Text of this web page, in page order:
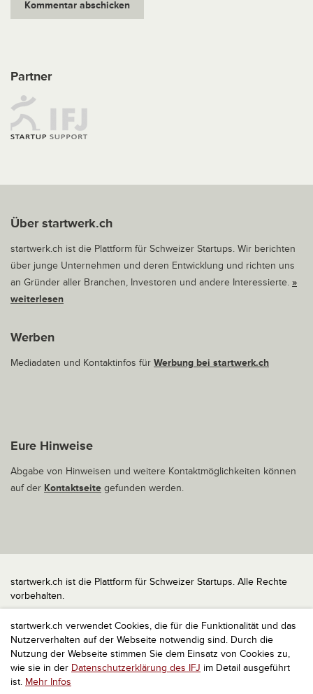
startwerk.ch verwendet Cookies, die für die Funktionalität und das
Nutzerverhalten auf der Webseite notwendig sind. Durch die
Nutzung der Webseite stimmen Sie dem Einsatz von Cookies zu,
wie sie in der Datenschutzerklärung des IFJ im Detail ausgeführt
ist. Mehr Infos
Partner
Über startwerk.ch
startwerk.ch ist die Plattform für Schweizer Startups. Wir berichten
über junge Unternehmen und deren Entwicklung und richten uns
an Gründer aller Branchen, Investoren und andere Interessierte. »
weiterlesen
Werben
Mediadaten und Kontaktinfos für Werbung bei startwerk.ch
Eure Hinweise
Abgabe von Hinweisen und weitere Kontaktmöglichkeiten können
auf der Kontaktseite gefunden werden.
startwerk.ch ist die Plattform für Schweizer Startups. Alle Rechte
vorbehalten.
Impressum
Kontakt
nach oben